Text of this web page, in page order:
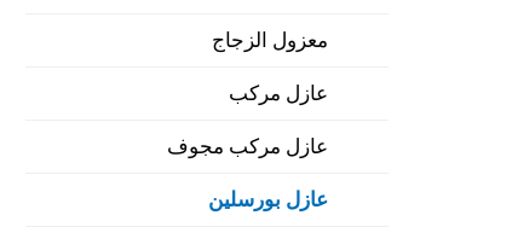
معزول الزجاج
عازل مركب
عازل مركب مجوف
عازل بورسلين